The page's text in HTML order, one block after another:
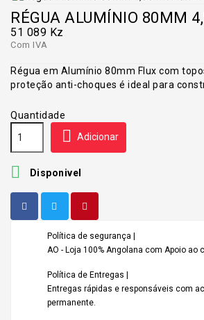
RÉGUA ALUMÍNIO 80MM
51 089 Kz
Com IVA
Régua em Alumínio 80mm Flux com
proteção anti-choques é ideal para
Quantidade
 Adicionar
 Disponivel
Política de segurança |
AO - Loja 100% Angolana com Apoio ao
Política de Entregas |
Entregas rápidas e responsáveis com
permanente.